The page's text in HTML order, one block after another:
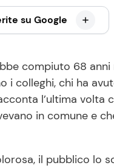
su Google
compiuto 68
i colleghi, chi ha
l’ultima volta
in comune e
il pubblico lo